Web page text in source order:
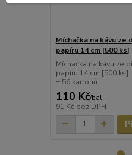
Míchačka na kávu ze
papíru 14 cm [500 ks]
Míchačka na kávu ze
papíru 14 cm [500
= 56 kartonů
110 Kč/bal
91 Kč bez DPH